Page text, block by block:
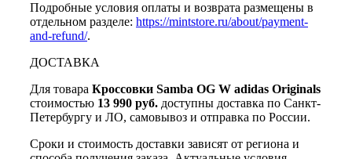
Подробные условия оплаты и возврата размещены в
отдельном разделе: https://mintstore.ru/about/payment-
and-refund/.
ДОСТАВКА
Для товара Кроссовки Samba OG W adidas Originals
стоимостью 13 990 руб. доступны доставка по Санкт-
Петербургу и ЛО, самовывоз и отправка по России.
Сроки и стоимость доставки зависят от региона и